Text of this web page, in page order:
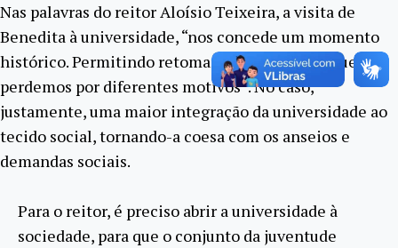
Nas palavras do reitor Aloísio Teixeira, a visita de
Benedita à universidade, “nos concede um momento
histórico. Permitindo retomar o fio da meada, que
perdemos por diferentes motivos”. No caso,
justamente, uma maior integração da universidade ao
tecido social, tornando-a coesa com os anseios e
demandas sociais.
Para o reitor, é preciso abrir a universidade à
sociedade, para que o conjunto da juventude